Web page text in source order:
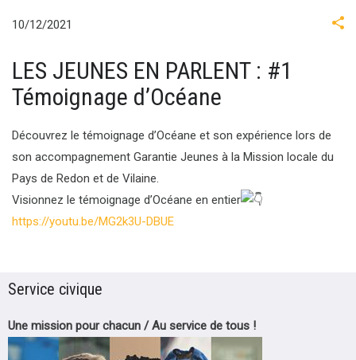
10/12/2021
LES JEUNES EN PARLENT : #1
Témoignage d’Océane
Découvrez le témoignage d’Océane et son expérience lors de
son accompagnement Garantie Jeunes à la Mission locale du
Pays de Redon et de Vilaine.
Visionnez le témoignage d’Océane en entier
https://youtu.be/MG2k3U-DBUE
Service civique
Une mission pour chacun / Au service de tous !